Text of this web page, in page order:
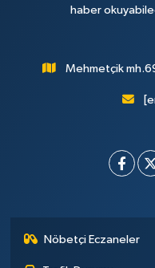
haber
Mehmetçik
Nöbetçi Eczaneler